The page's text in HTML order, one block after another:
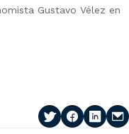
Gustavo Vélez en